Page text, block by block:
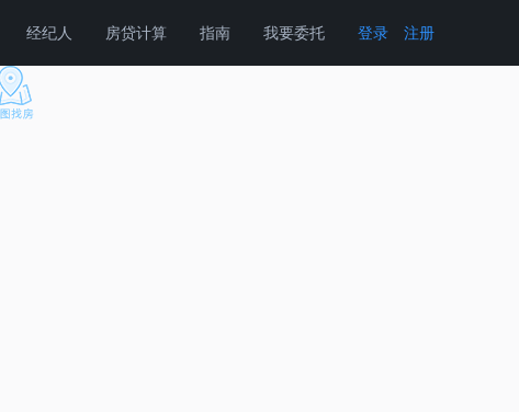
登录 注册
经纪人 房贷计算 指南 我要委托